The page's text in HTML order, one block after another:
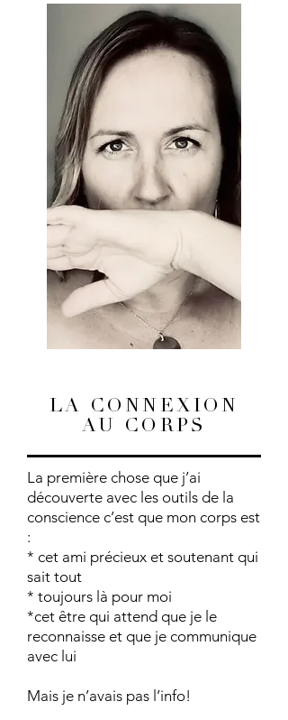
LA CONNEXION
AU CORPS
La première chose que j’ai
découverte avec les outils de la
conscience c’est que mon corps est
:
* cet ami précieux et soutenant qui
sait tout
* toujours là pour moi
*cet être qui attend que je le
reconnaisse et que je communique
avec lui
Mais je n’avais pas l’info!